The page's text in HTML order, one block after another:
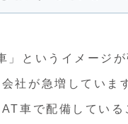
」というイメージ
社が急増していま
車で配備してい